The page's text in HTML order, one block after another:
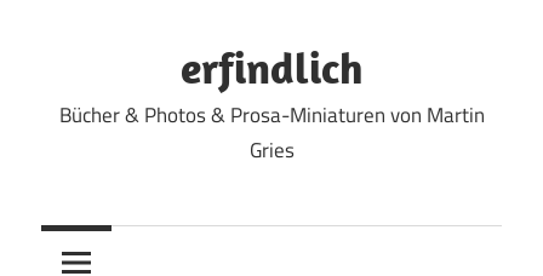
erfindlich
Bücher & Photos & Prosa-Miniaturen von Martin
Gries